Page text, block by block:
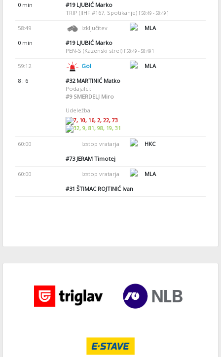
0 min
#19LJUBIĆ Marko
TRIP (IIHF #167, Spotikanje) [ 58:49 - 58:49 ]
58:49 Izključitev
MLA
0 min
#19LJUBIĆ Marko
PEN-S (Kazenski strel) [ 58:49 - 58:49 ]
59:12 Gol
MLA
8 : 6
#32MARTINIĆ Matko
Podajalci:
#9SMERDELJ Miro
Udeležba:
7, 10, 16, 2, 22, 73
32, 9, 81, 98, 19, 31
60:00 Izstop vratarja
HKC
#73JERAM Timotej
60:00 Izstop vratarja
MLA
#31 ŠTIMAC ROJTINIĆ Ivan